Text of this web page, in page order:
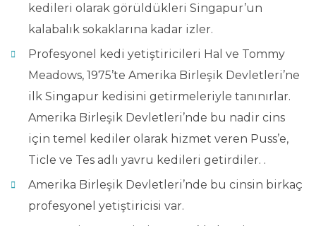
kedileri olarak görüldükleri Singapur’un
kalabalık sokaklarına kadar izler.
Profesyonel kedi yetiştiricileri Hal ve Tommy
Meadows, 1975’te Amerika Birleşik Devletleri’ne
ilk Singapur kedisini getirmeleriyle tanınırlar.
Amerika Birleşik Devletleri’nde bu nadir cins
için temel kediler olarak hizmet veren Puss’e,
Ticle ve Tes adlı yavru kedileri getirdiler. .
Amerika Birleşik Devletleri’nde bu cinsin birkaç
profesyonel yetiştiricisi var.